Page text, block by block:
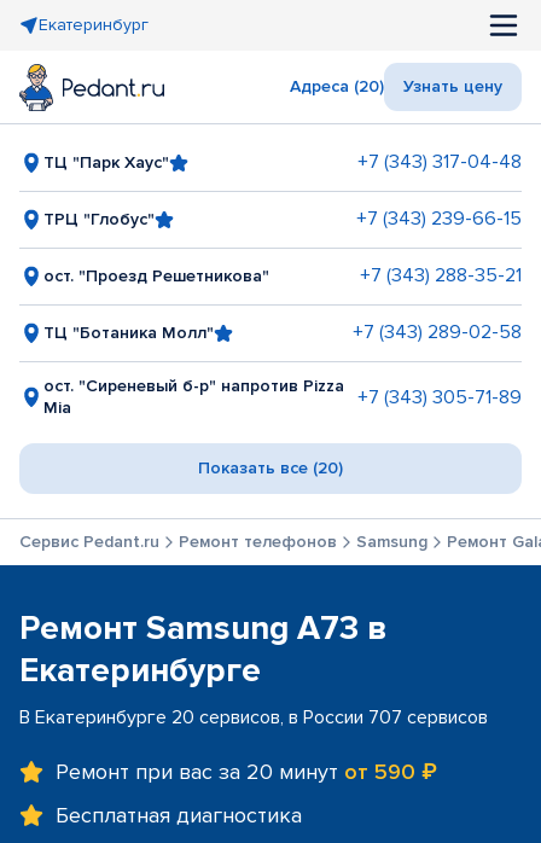
Екатеринбург
Адреса (20) Узнать цену
ТЦ "Парк Хаус" +7 (343) 317-04-48
ТРЦ "Глобус" +7 (343) 239-66-15
ост. "Проезд Решетникова" +7 (343) 288-35-21
ТЦ "Ботаника Молл" +7 (343) 289-02-58
ост. "Сиреневый б-р" напротив Pizza
Mia
+7 (343) 305-71-89
Показать все (20)
Сервис Pedant.ru Ремонт телефонов Samsung Ремонт
Ремонт Samsung A73 в
Екатеринбурге
В Екатеринбурге 20 сервисов, в России 707 сервисов
Ремонт при вас за 20 минут от 590 ₽
Бесплатная диагностика